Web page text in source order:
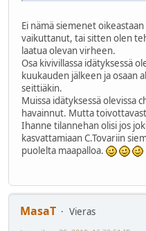
Ei nämä siemenet
vaikuttanut, tai sitten olen
laatua olevan virheen.
Osa kivivillassa idätyksessä
kuukauden jälkeen ja osaan
seittiäkin.
Muissa idätyksessä olevissa
havainnut. Mutta
Ihanne tilannehan olisi jos
kasvattamiaan C.Tovariin
puolelta maapalloa.
MasaT
Vieras